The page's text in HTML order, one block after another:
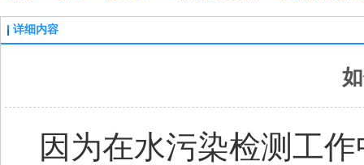
详细内容
因为在水污染检测工